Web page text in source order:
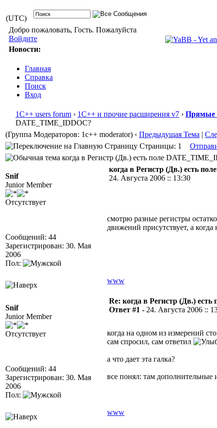
(UTC)
Добро пожаловать, Гость. Пожалуйста
Войдите
Новости:
Главная
Справка
Поиск
Вход
1С++ users forum › 1С++ и прочие расширения v7 › Прямые
DATE_TIME_IDDOC?
(Группа Модераторов: 1c++ moderator) ‹ Предыдущая Тема |
Страницы: 1
когда в Регистр (Дв.) есть поле
Snif
Junior Member
Отсутствует
Сообщений: 44
Зарегистрирован: 30. Мая
2006
Пол:
когда в Регистр (Дв.) есть
24. Августа 2006 :: 13:30
смотрю разные регистры
движений присутствует, а когда
www
Snif
Junior Member
Отсутствует
Сообщений: 44
Зарегистрирован: 30. Мая
2006
Пол:
Re: когда в Регистр (Дв.)
Ответ #1 - 24. Августа 2006 ::
когда на одном из измерений
сам спросил, сам ответил
а что дает эта галка?
все понял: там дополнительные
www